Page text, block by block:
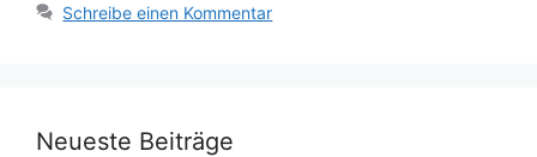
Schreibe einen Kommentar
Neueste Beiträge